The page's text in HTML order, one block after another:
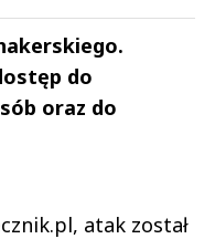
do
oraz do
atak został